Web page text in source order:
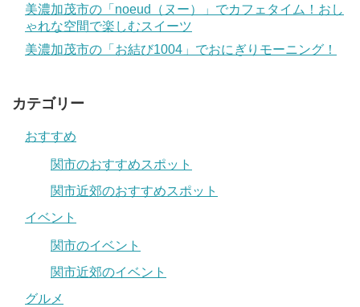
美濃加茂市の「noeud（ヌー）」でカフェタイム！おし
ゃれな空間で楽しむスイーツ
美濃加茂市の「お結び1004」でおにぎりモーニング！
カテゴリー
おすすめ
関市のおすすめスポット
関市近郊のおすすめスポット
イベント
関市のイベント
関市近郊のイベント
グルメ